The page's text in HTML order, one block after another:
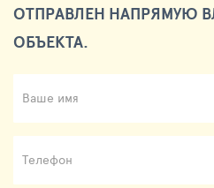
ОТПРАВЛЕН НАПРЯМУЮ
ОБЪЕКТА.
Ваше имя
Телефон